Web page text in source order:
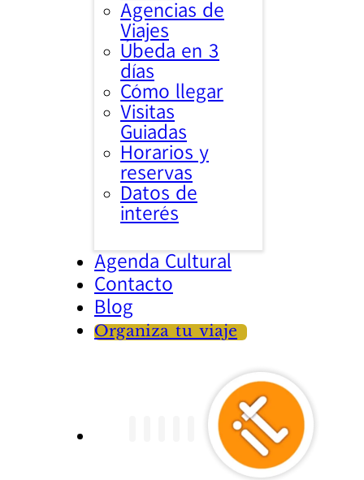
Agencias de
Viajes
Úbeda en 3
días
Cómo llegar
Visitas
Guiadas
Horarios y
reservas
Datos de
interés
Agenda Cultural
Contacto
Blog
Organiza tu viaje